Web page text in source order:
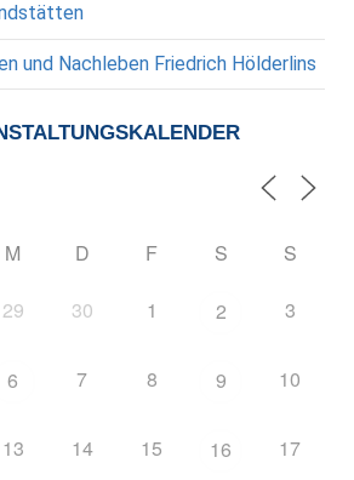
und Nachleben Friedrich Hölderlins
M D F S S
29 30 1 2 3
6 7 8 9 10
13 14 15 16 17